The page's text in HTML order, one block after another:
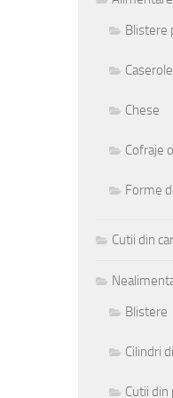
Blistere
Chese
Cofraje
Forme
Cutii din
Blistere
Cilindri
Cutii din